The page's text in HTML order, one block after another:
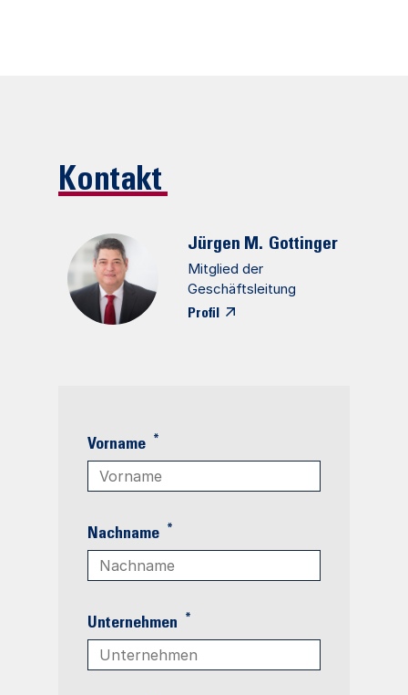
Kontakt
Jürgen M. Gottinger
Mitglied der
Geschäftsleitung
Profil
Vorname *
Nachname *
Unternehmen *